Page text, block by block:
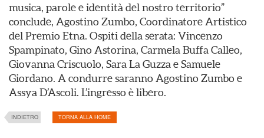
musica, parole e identità del nostro territorio”
conclude, Agostino Zumbo, Coordinatore Artistico
del Premio Etna. Ospiti della serata: Vincenzo
Spampinato, Gino Astorina, Carmela Buffa Calleo,
Giovanna Criscuolo, Sara La Guzza e Samuele
Giordano. A condurre saranno Agostino Zumbo e
Assya D’Ascoli. L’ingresso è libero.
INDIETRO TORNA ALLA HOME